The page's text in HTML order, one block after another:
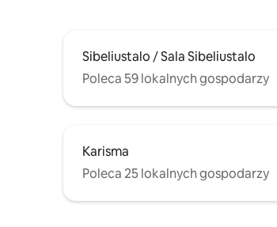
Sibeliustalo / Sala Sibeliustalo
Poleca 59 lokalnych gospodarzy
Karisma
Poleca 25 lokalnych gospodarzy